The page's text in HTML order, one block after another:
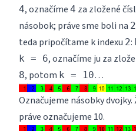
4, označíme 4 za zložené
násobok; práve sme boli na
teda pripočítame k indexu 2:
k = 6, označíme ju za
8, potom k = 10…
Označujeme násobky
práve označujeme 10.